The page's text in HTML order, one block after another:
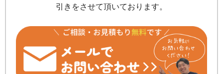
引きをさせて頂いております。